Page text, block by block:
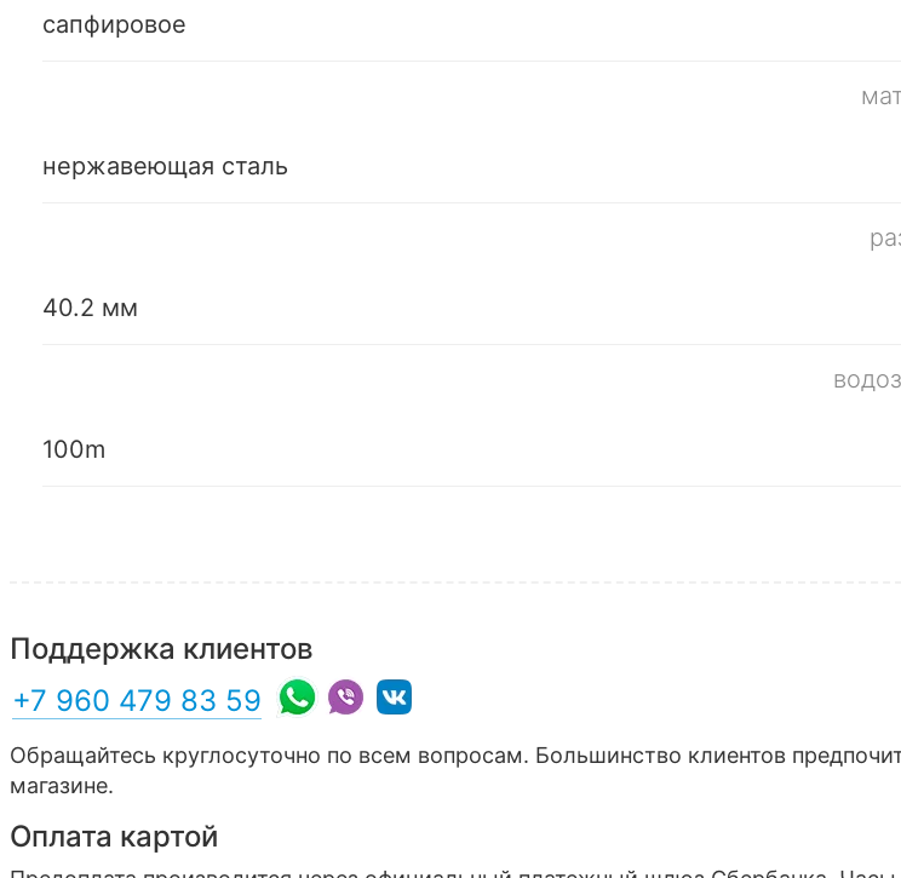
сапфировое
нержавеющая сталь
40.2 мм
100m
Поддержка клиентов
+7 960 479 83 59
Обращайтесь круглосуточно по всем вопросам. Большинство клиентов
магазине.
Оплата картой